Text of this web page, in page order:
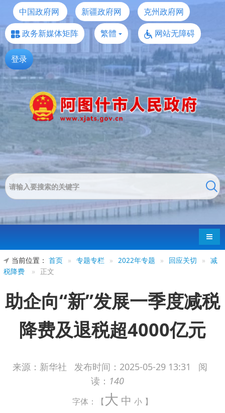
中国政府网 新疆政府网
克州政府网
政务新媒体矩阵
繁體 网站无障碍
登录
导航
当前位置： 首页 » 专题专栏 » 2022年专题 » 回应关切 » 减
税降费
» 正文
助企向“新”发展一季度减税
降费及退税超4000亿元
来源：新华社 发布时间： 2025-05-29 13:31
阅
读： 140
字体：【大 中 小 】
国家税务总局19日发布的最新数据显示，2025
年一季度，现行支持科技创新和制造业发展的主要